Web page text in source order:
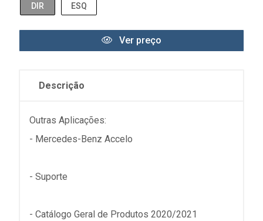
DIR ESQ
Ver preço
Descrição
Outras Aplicações:
- Mercedes-Benz Accelo
- Suporte
- Catálogo Geral de Produtos 2020/2021